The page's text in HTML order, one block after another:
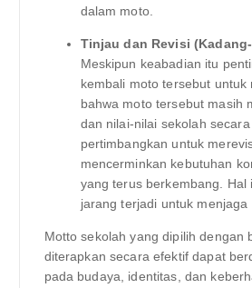
dalam moto.
Tinjau dan Revisi
Meskipun keabadian itu
kembali moto tersebut untuk
bahwa moto tersebut masih
dan nilai-nilai sekolah
pertimbangkan untuk
mencerminkan kebutuhan
yang terus berkembang. Hal
jarang terjadi untuk menjaga
Motto sekolah yang dipilih dengan
diterapkan secara efektif dapat
pada budaya, identitas, dan